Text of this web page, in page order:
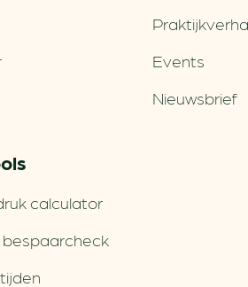
Events
Nieuwsbrief
calculator